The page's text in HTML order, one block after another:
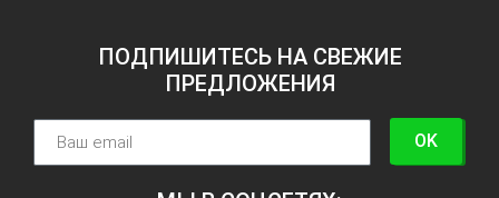
ПОДПИШИТЕСЬ НА СВЕЖИЕ
ПРЕДЛОЖЕНИЯ
OK